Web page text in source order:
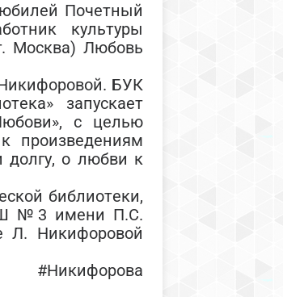
Почетный
культуры
Москва) Любовь
БУК
запускает
с целью
произведениям
долгу, о любви к
библиотеки,
№3 имени П.С.
Л. Никифоровой
#Никифорова